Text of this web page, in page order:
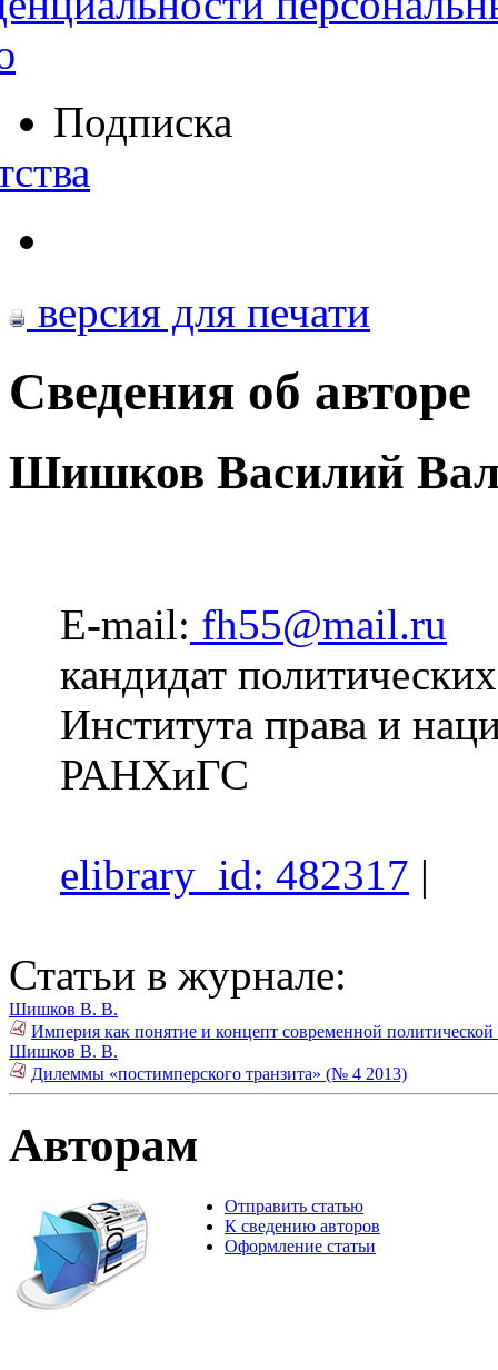
Подписка
версия для печати
Сведения об авторе
Шишков Василий
E-mail: fh55@mail.ru
кандидат
Института права и
РАНХиГС
elibrary_id: 482317 |
Статьи в журнале:
Шишков В. В.
Империя как понятие и концепт современной
Шишков В. В.
Дилеммы «постимперского транзита» (№ 4 2013)
Авторам
Отправить статью
К сведению авторов
Оформление статьи